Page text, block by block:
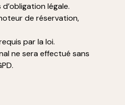
légale.
de réservation,
par la loi.
ne sera effectué sans